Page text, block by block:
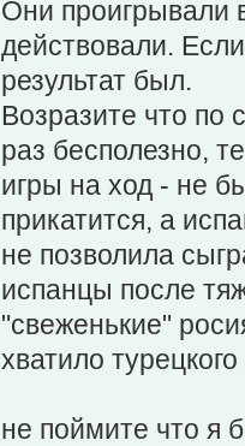
Они проигрывали
действовали.
результат был.
Возразите что по
раз бесполезно,
игры на ход - не
прикатится, а
не позволила
испанцы после
"свеженькие"
хватило
не поймите что я